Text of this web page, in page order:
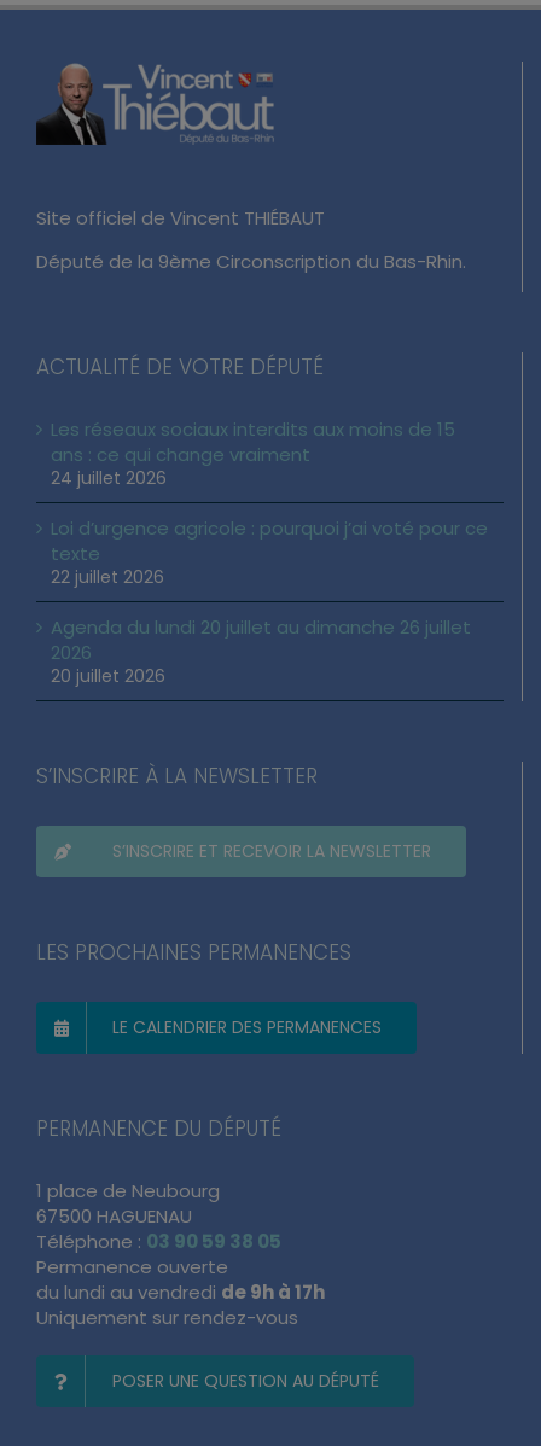
Site officiel de Vincent THIÉBAUT
Député de la 9ème Circonscription du Bas-Rhin.
ACTUALITÉ DE VOTRE DÉPUTÉ
Les réseaux sociaux interdits aux moins de 15
ans : ce qui change vraiment
24 juillet 2026
Loi d’urgence agricole : pourquoi j’ai voté pour ce
texte
22 juillet 2026
Agenda du lundi 20 juillet au dimanche 26 juillet
2026
20 juillet 2026
S’INSCRIRE À LA NEWSLETTER
S’INSCRIRE ET RECEVOIR LA NEWSLETTER
LES PROCHAINES PERMANENCES
LE CALENDRIER DES PERMANENCES
PERMANENCE DU DÉPUTÉ
1 place de Neubourg
67500 HAGUENAU
Téléphone : 03 90 59 38 05
Permanence ouverte
du lundi au vendredi de 9h à 17h
Uniquement sur rendez-vous
POSER UNE QUESTION AU DÉPUTÉ